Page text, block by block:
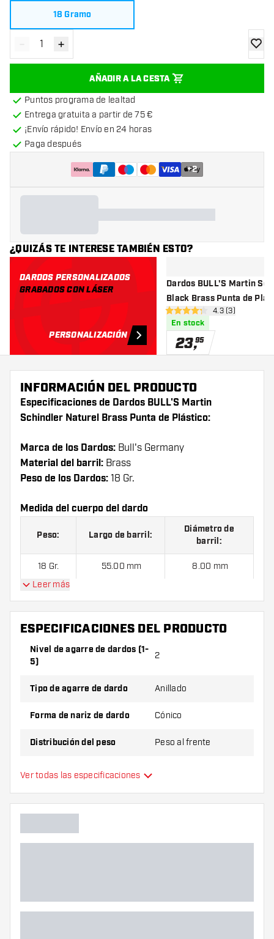
18 Gramo
Disminuir cantidad
- Aumentar cantidad
+
AÑADIR A LA CESTA
Puntos programa de lealtad
Entrega gratuita a partir de 75 €
¡Envío rápido! Envío en 24 horas
Paga después
+2
¿QUIZÁS TE INTERESE TAMBIÉN ESTO?
DARDOS PERSONALIZADOS
GRABADOS CON LÁSER
PERSONALIZACIÓN
Dardos BULL'S Martin
Black Brass Punta de
abrir panel de
4.3 estrellas de puntuación
4.3 (3)
En stock
23,95
INFORMACIÓN DEL PRODUCTO
Especificaciones de Dardos BULL'S Martin
Schindler Naturel Brass Punta de Plástico:
Marca de los Dardos: Bull's Germany
Material del barril: Brass
Peso de los Dardos: 18 Gr.
Medida del cuerpo del dardo
Peso: Largo de barril:
Diámetro de
barril:
18 Gr. 55.00 mm 8.00 mm
Dardos BULL'S Martin Schindler Naturel Brass
Punta de Plástico contienen:1 juego de dardos (3
plumas (3 plumas).
Leer más
ESPECIFICACIONES DEL PRODUCTO
Nivel de agarre de dardos (1-
5)
2
Tipo de agarre de dardo Anillado
Forma de nariz de dardo Cónico
Distribución del peso Peso al frente
Material de dardo
Agarre de punta de dardo
Ver todas las especificaciones